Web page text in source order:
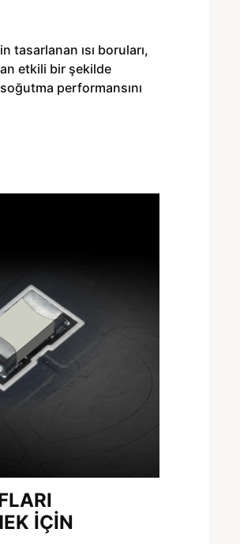
tasarlanan ısı boruları,
etkili bir şekilde
performansını
İÇİN